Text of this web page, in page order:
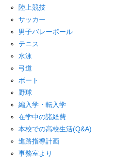
陸上競技
サッカー
男子バレーボール
テニス
水泳
弓道
ボート
野球
編入学・転入学
在学中の諸経費
本校での高校生活(Q&A)
進路指導計画
事務室より